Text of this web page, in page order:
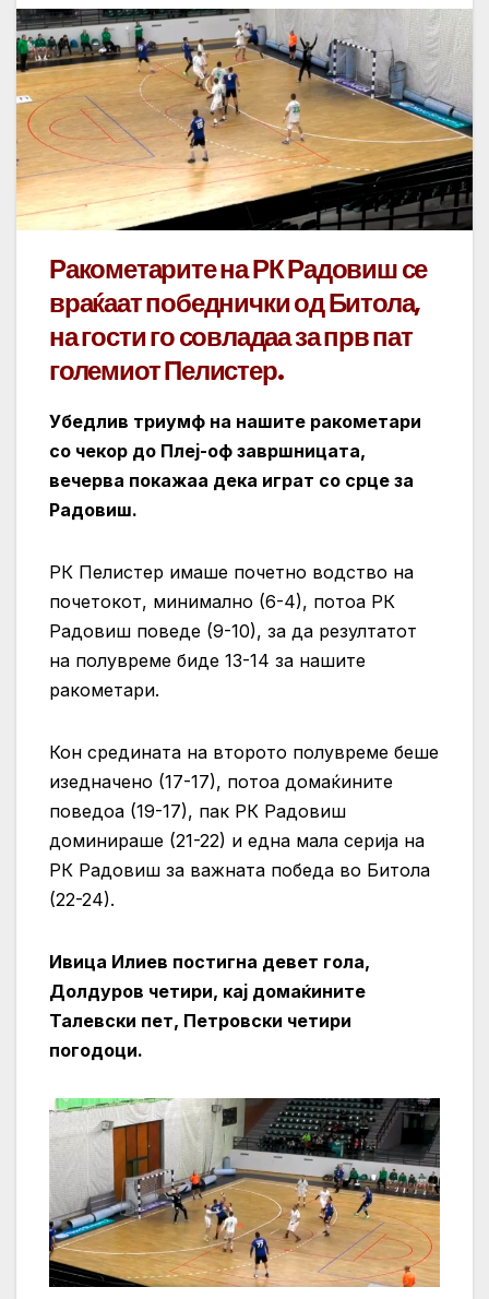
Ракометарите на РК Радовиш се
враќаат победнички од Битола,
на гости го совладаа за прв пат
големиот Пелистер.
Убедлив триумф на нашите ракометари
со чекор до Плеј-оф завршницата,
вечерва покажаа дека играт со срце за
Радовиш.
РК Пелистер имаше почетно водство на
почетокот, минимално (6-4), потоа РК
Радовиш поведе (9-10), за да резултатот
на полувреме биде 13-14 за нашите
ракометари.
Кон средината на второто полувреме беше
изедначено (17-17), потоа домаќините
поведоа (19-17), пак РК Радовиш
доминираше (21-22) и една мала серија на
РК Радовиш за важната победа во Битола
(22-24).
Ивица Илиев постигна девет гола,
Долдуров четири, кај домаќините
Талевски пет, Петровски четири
погодоци.